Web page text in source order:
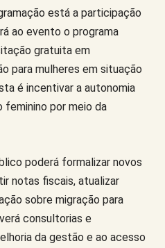
está a participação
ao evento o programa
gratuita em
para mulheres em situação
é incentivar a autonomia
feminino por meio da
poderá formalizar novos
notas fiscais, atualizar
sobre migração para
consultorias e
da gestão e ao acesso